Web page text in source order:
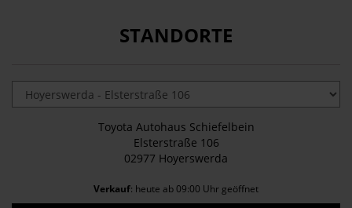
STANDORTE
Toyota Autohaus Schiefelbein
Elsterstraße 106
02977 Hoyerswerda
Verkauf: heute ab 09:00 Uhr geöffnet